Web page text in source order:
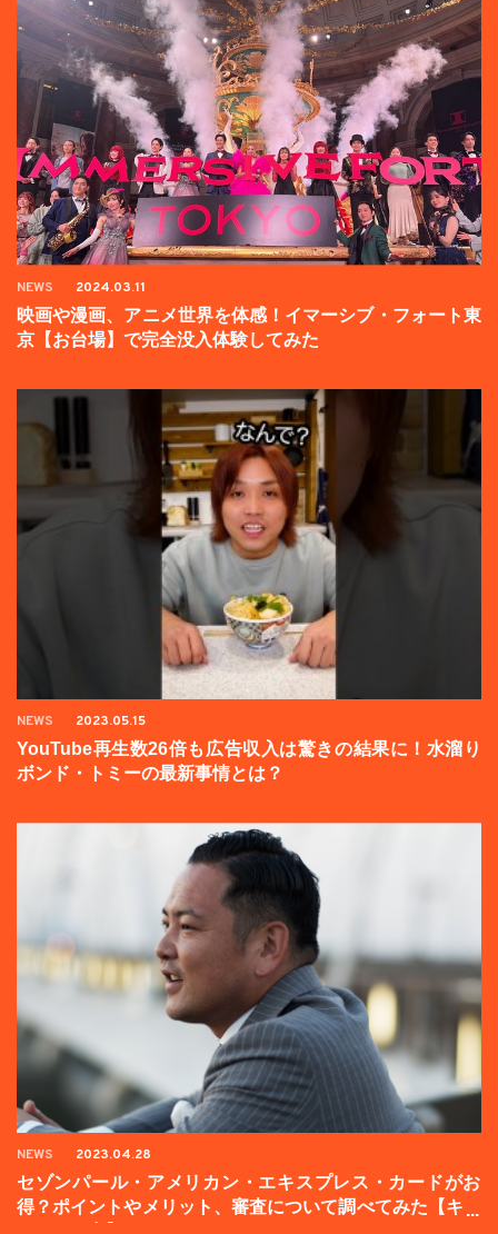
NEWS 2024.03.11
映画や漫画、アニメ世界を体感！イマーシブ・フォート東
京【お台場】で完全没入体験してみた
NEWS 2023.05.15
YouTube再生数26倍も広告収入は驚きの結果に！水溜り
ボンド・トミーの最新事情とは？
NEWS 2023.04.28
セゾンパール・アメリカン・エキスプレス・カードがお
得？ポイントやメリット、審査について調べてみた【キャ